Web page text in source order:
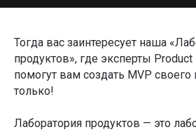
Тогда вас заинтересует наша
продуктов», где эксперты
помогут вам создать MVP своего
только!
Лаборатория продуктов — это